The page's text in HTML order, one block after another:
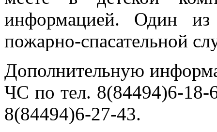
информацией. Один
пожарно-спасательной
Дополнительную
ЧС по тел. 8(84494)6-18-
8(84494)6-27-43.